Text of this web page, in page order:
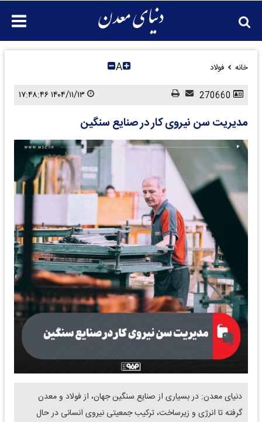
خانه فولاد A
مدیریت سن نیروی کار در صنایع سنگین
دنیای معدن: در بسیاری از صنایع سنگین جهان، از فولاد و معدن
گرفته تا انرژی و زیرساخت، ترکیب جمعیتی نیروی انسانی در حال